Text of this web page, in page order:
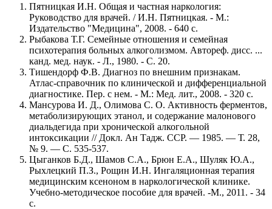
Пятницкая И.Н. Общая и частная наркология:
Руководство для врачей. / И.Н. Пятницкая. - М.:
Издательство "Медицина", 2008. - 640 с.
Рыбакова Т.Г. Семейные отношения и семейная
психотерапия больных алкоголизмом. Автореф. дисс. ...
канд. мед. наук. - Л., 1980. - С. 20.
Тишендорф Ф.В. Диагноз по внешним признакам.
Атлас-справочник по клинической и дифференциальной
диагностике. Пер. с нем. - М.: Мед. лит., 2008. - 320 с.
Мансурова И. Д., Олимова С. О. Активность ферментов,
метаболизирующих этанол, и содержание малонового
диальдегида при хронической алкогольной
интоксикации // Докл. Ан Тадж. ССР. — 1985. — Т. 28,
№ 9. — С. 535-537.
Цыганков Б.Д., Шамов С.А., Брюн Е.А., Шуляк Ю.А.,
Рыхлецкий П.З., Рощин И.Н. Ингаляционная терапия
медицинским ксеноном в наркологической клинике.
Учебно-методическое пособие для врачей. -М., 2011. - 34
с.